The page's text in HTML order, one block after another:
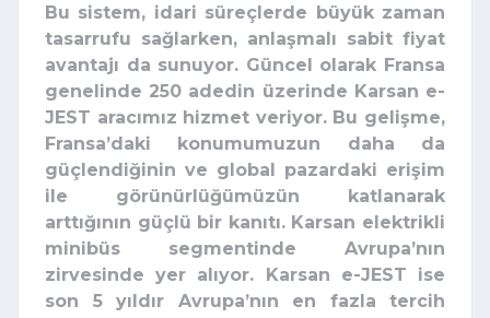
Bu sistem, idari süreçlerde büyük zaman
tasarrufu sağlarken, anlaşmalı sabit fiyat
avantajı da sunuyor. Güncel olarak Fransa
genelinde 250 adedin üzerinde Karsan e-
JEST aracımız hizmet veriyor. Bu gelişme,
Fransa’daki konumumuzun daha da
güçlendiğinin ve global pazardaki erişim
ile görünürlüğümüzün katlanarak
arttığının güçlü bir kanıtı. Karsan elektrikli
minibüs segmentinde Avrupa’nın
zirvesinde yer alıyor. Karsan e-JEST ise
son 5 yıldır Avrupa’nın en fazla tercih